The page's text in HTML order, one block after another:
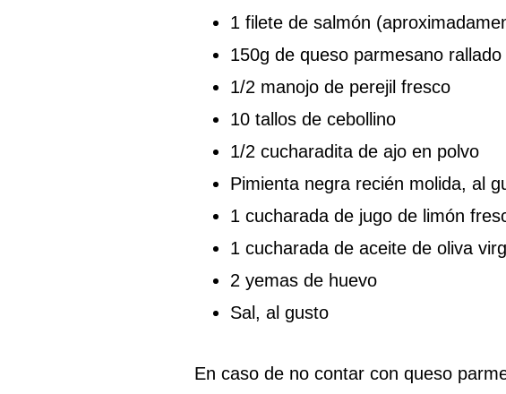
1 filete de salmón
150g de queso parmesano rallado
1/2 manojo de perejil fresco
10 tallos de cebollino
1/2 cucharadita de ajo en polvo
Pimienta negra recién molida, al
1 cucharada de jugo de limón
1 cucharada de aceite de oliva
2 yemas de huevo
Sal, al gusto
En caso de no contar con queso